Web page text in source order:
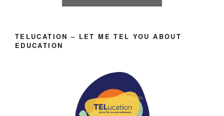
TELUCATION – LET ME TEL YOU ABOUT
EDUCATION